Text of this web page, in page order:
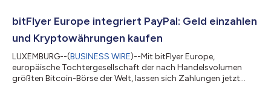
bitFlyer Europe integriert PayPal: Geld einzahlen
und Kryptowährungen kaufen
LUXEMBURG--(BUSINESS WIRE)--Mit bitFlyer Europe,
europäische Tochtergesellschaft der nach Handelsvolumen
größten Bitcoin-Börse der Welt, lassen sich Zahlungen jetzt